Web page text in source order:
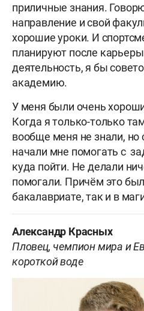
приличные знания.
направление и свой
хорошие уроки. И
планируют после
деятельность, я бы
академию.
У меня были очень
Когда я только-только
вообще меня не знали, но
начали мне помогать с
куда пойти. Не делали
помогали. Причём это
бакалавриате, так и в
Александр Красных
Пловец, чемпион мира и
короткой воде